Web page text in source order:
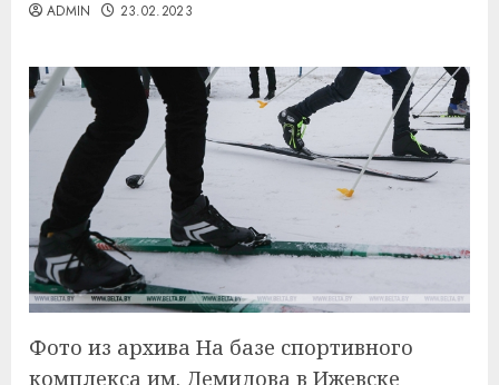
ADMIN 23.02.2023
Фото из архива На базе спортивного
комплекса им. Демидова в Ижевске